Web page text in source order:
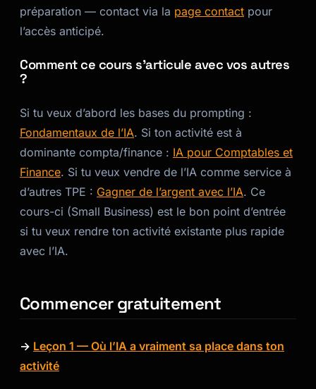
préparation — contact via la page contact pour
l’accès anticipé.
Comment ce cours s’articule avec vos autres
?
Si tu veux d’abord les bases du prompting :
Fondamentaux de l’IA. Si ton activité est à
dominante compta/finance : IA pour Comptables et
Finance. Si tu veux vendre de l’IA comme service à
d’autres TPE : Gagner de l’argent avec l’IA. Ce
cours-ci (Small Business) est le bon point d’entrée
si tu veux rendre ton activité existante plus rapide
avec l’IA.
Commencer gratuitement
→ Leçon 1 — Où l’IA a vraiment sa place dans ton
activité